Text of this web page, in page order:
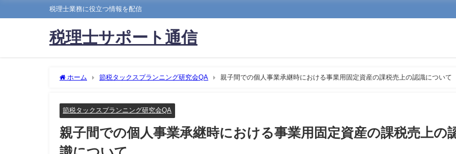
税理士業務に役立つ情報を配信
税理士サポート通信
ホーム 節税タックスプランニング研究会QA 親子間での個人事業承継時における事業用固定資産の課税売上の認識について
節税タックスプランニング研究会QA
親子間での個人事業承継時における事業用固定資産の課税売上の